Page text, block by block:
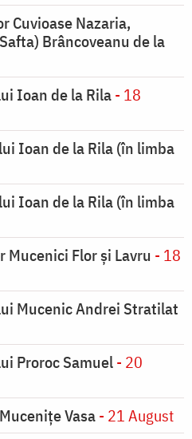
Cuvioase Nazaria,
Brâncoveanu de la
Ioan de la Rila- 18
Ioan de la Rila (în limba
Ioan de la Rila (în limba
Flor și Lavru - 18
Mucenic Andrei Stratilat
Proroc Samuel- 20
Vasa- 21 August